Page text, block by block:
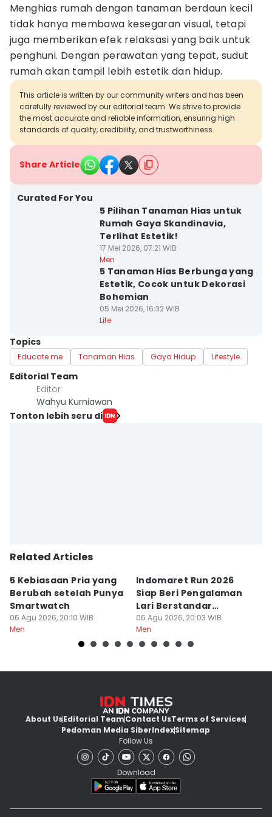
Menghias rumah dengan tanaman berdaun kecil
tidak hanya membawa kesegaran visual, tetapi
juga memberikan efek relaksasi yang baik untuk
penghuni. Dengan perawatan yang tepat, sudut
rumah akan tampil lebih estetik dan hidup.
This article is written by our community writers and has been
carefully reviewed by our editorial team. We strive to provide
the most accurate and reliable information, ensuring high
standards of quality, credibility, and trustworthiness.
Share Article
Curated For You
5 Pilihan Tanaman Hias untuk
Rumah Gaya Skandinavia,
Terlihat Estetik!
17 Mei 2026, 07:21 WIB
Men
5 Tanaman Hias Berbunga yang
Estetik, Cocok untuk Dekorasi
Bohemian
05 Mei 2026, 16:32 WIB
Life
Topics
Educate me Tanaman Hias Gaya Hidup Lifestyle
Editorial Team
Editor
Wahyu Kurniawan
Tonton lebih seru di
Related Articles
5 Kebiasaan Pria yang
Berubah setelah Punya
Smartwatch
06 Agu 2026, 20:10 WIB
Men
Indomaret Run 2026
Siap Beri Pengalaman
Lari Berstandar
Profesional
06 Agu 2026, 20:03 WIB
Men
About UsEditorial TeamContact UsTerms of Services
Pedoman Media SiberIndexSitemap
Follow Us
Download